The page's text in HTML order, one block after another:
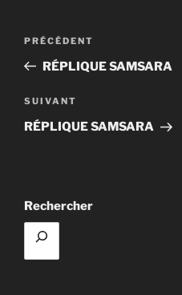
Navigation
l’article
Article
précédent
PRÉCÉDENT
RÉPLIQUE SAMSARA
Article
suivant
SUIVANT
RÉPLIQUE SAMSARA
Rechercher